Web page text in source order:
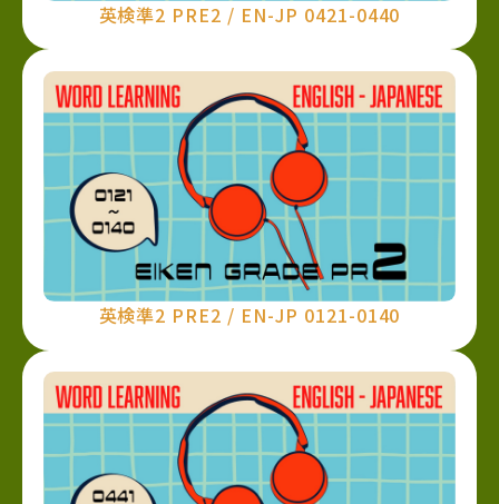
英検準2 PRE2 / EN-JP 0421-0440
英検準2 PRE2 / EN-JP 0121-0140